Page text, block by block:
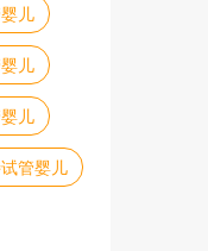
儿
儿
儿
管婴儿